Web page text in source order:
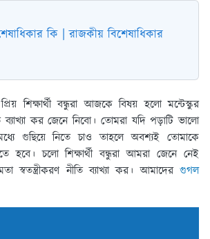
কি | রাজকীয় বিশেষাধিকার
শিক্ষার্থী বন্ধুরা আজকে বিষয় হলো মন্টেস্কুর
ব্যাখ্যা কর জেনে নিবো। তোমরা যদি পড়াটি ভালো
গুছিয়ে নিতে চাও তাহলে অবশ্যই তোমাকে
হবে। চলো শিক্ষার্থী বন্ধুরা আমরা জেনে নেই
স্বতন্ত্রীকরণ নীতি ব্যাখ্যা কর। আমাদের গুগল